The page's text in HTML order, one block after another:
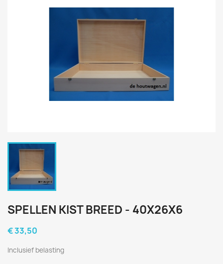
SPELLEN KIST BREED - 40X26X6
€ 33,50
Inclusief belasting